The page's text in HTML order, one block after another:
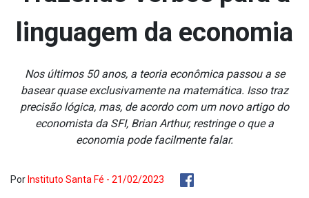
linguagem da economia
Nos últimos 50 anos, a teoria econômica passou a se
basear quase exclusivamente na matemática. Isso traz
precisão lógica, mas, de acordo com um novo artigo do
economista da SFI, Brian Arthur, restringe o que a
economia pode facilmente falar.
Por Instituto Santa Fé - 21/02/2023